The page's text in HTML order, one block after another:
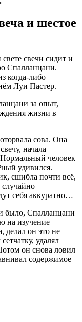
и шестое
свечи сидит и
Спалланцани.
когда-либо
Луи Пастер.
за опыт,
жизни в
сова. Она
начала
Нормальный человек
удивился.
сшибла почти всё,
случайно
себя аккуратно…
было, Спалланцани
на изучение
делал он это не
удалял
он снова ловил
содержимое